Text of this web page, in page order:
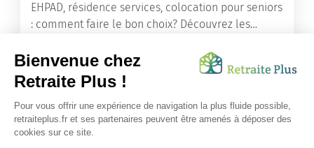
EHPAD, résidence services, colocation pour seniors
: comment faire le bon choix? Découvrez les
ainés.
Lire l'article
Vous avez besoin d’une aide de nos équipes ?